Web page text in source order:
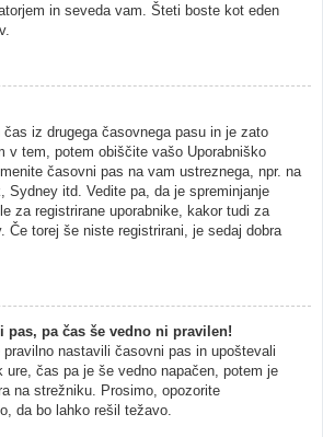
in seveda vam. Šteti boste kot eden
iz drugega časovnega pasu in je zato
v tem, potem obiščite vašo Uporabniško
časovni pas na vam ustreznega, npr. na
Sydney itd. Vedite pa, da je spreminjanje
za registrirane uporabnike, kakor tudi za
Če torej še niste registrirani, je sedaj dobra
pas, pa čas še vedno ni pravilen!
nastavili časovni pas in upoštevali
čas pa je še vedno napačen, potem je
na strežniku. Prosimo, opozorite
da bo lahko rešil težavo.